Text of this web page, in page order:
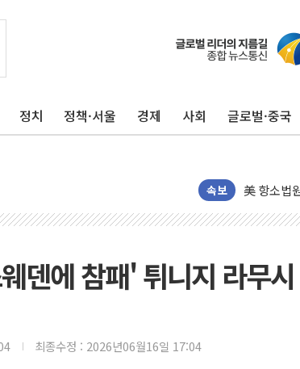
정치 정책·서울 경제 사회 글로벌·중국
속보
[종합] 이
트럼프, 백
이란의 핵
美 고용 쇼
뉴욕증시
[종합] 美
뉴욕증
보훈부,
덴에 참패' 튀니지 라무
최종수정 : 2026년06월16일 17:04